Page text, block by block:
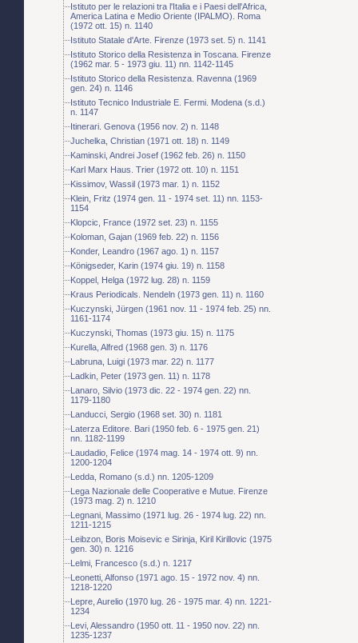
Istituto per le relazioni tra l'Italia e i Paesi dell'Africa,
America Latina e Medio Oriente (IPALMO). Roma
(1972 ott. 15) n. 1140
Istituto Statale d'Arte. Firenze (1973 set. 5) n. 1141
Istituto Storico della Resistenza in Toscana. Firenze
(1962 mar. 5 - 1973 giu. 11) nn. 1142-1145
Istituto Storico della Resistenza. Ravenna (1969
gen. 24) n. 1146
Istituto Tecnico Industriale E. Fermi. Modena (s.d.)
n. 1147
Itinerari. Genova (1956 nov. 2) n. 1148
Juchelka, Christian (1971 ott. 18) n. 1149
Kaminski, Andrei Josef (1962 feb. 26) n. 1150
Karl Marx Haus. Trier (1972 ott. 10) n. 1151
Kissimov, Wassil (1973 mar. 1) n. 1152
Klein, Fritz (1974 gen. 11 - 1974 set. 11) nn. 1153-
1154
Klopcic, France (1972 set. 23) n. 1155
Koloman, Gajan (1969 feb. 22) n. 1156
Konder, Leandro (1967 ago. 1) n. 1157
Königseder, Karin (1974 giu. 19) n. 1158
Koppel, Helga (1972 lug. 28) n. 1159
Kraus Periodicals. Nendeln (1973 gen. 11) n. 1160
Kuczynski, Jürgen (1961 nov. 11 - 1974 feb. 25) nn.
1161-1174
Kuczynski, Thomas (1973 giu. 15) n. 1175
Kurella, Alfred (1968 gen. 3) n. 1176
Labruna, Luigi (1973 mar. 22) n. 1177
Ladkin, Peter (1973 gen. 11) n. 1178
Lanaro, Silvio (1973 dic. 22 - 1974 gen. 22) nn.
1179-1180
Landucci, Sergio (1968 set. 30) n. 1181
Laterza Editore. Bari (1950 feb. 6 - 1975 gen. 21)
nn. 1182-1199
Laudadio, Felice (1974 mag. 14 - 1974 ott. 9) nn.
1200-1204
Ledda, Romano (s.d.) nn. 1205-1209
Lega Nazionale delle Cooperative e Mutue. Firenze
(1973 mag. 2) n. 1210
Legnani, Massimo (1971 lug. 26 - 1974 lug. 22) nn.
1211-1215
Leibzon, Boris Moisevic e Sirinja, Kiril Kirillovic (1975
gen. 30) n. 1216
Lelmi, Francesco (s.d.) n. 1217
Leonetti, Alfonso (1971 ago. 15 - 1972 nov. 4) nn.
1218-1220
Lepre, Aurelio (1970 lug. 26 - 1975 mar. 4) nn. 1221-
1234
Levi, Alessandro (1950 ott. 11 - 1950 nov. 22) nn.
1235-1237